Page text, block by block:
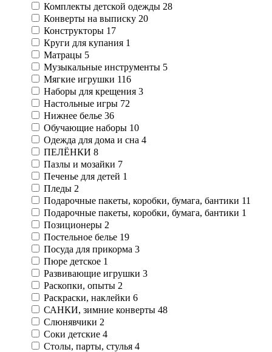
Комплекты детской одежды 28
Конверты на выписку 20
Конструкторы 17
Круги для купания 1
Матрацы 5
Музыкальные инструменты 5
Мягкие игрушки 116
Наборы для крещения 3
Настольные игры 72
Нижнее белье 36
Обучающие наборы 10
Одежда для дома и сна 4
ПЕЛЁНКИ 8
Пазлы и мозайки 7
Печенье для детей 1
Пледы 2
Подарочные пакеты, коробки, бумага, бантики 11
Подарочные пакеты, коробки, бумага, бантики 1
Позиционеры 2
Постельное белье 19
Посуда для прикорма 3
Пюре детское 1
Развивающие игрушки 3
Раскопки, опыты 2
Раскраски, наклейки 6
САНКИ, зимние конверты 48
Слюнявчики 2
Соки детские 4
Столы, парты, стулья 4